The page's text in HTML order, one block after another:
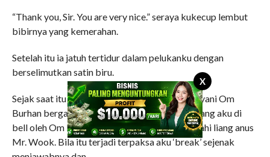
X
“Thank you, Sir. You are very nice.” seraya kukecup lembut
bibirnya yang kemerahan.
Setelah itu ia jatuh tertidur dalam pelukanku dengan
berselimutkan satin biru.
Sejak saat itu secara bergiliran aku harus melayani Om
Burhan berganti-ganti dengan Mr. Wook. Kadang aku di
bell oleh Om Burhan saat aku sedang menjelajahi liang anus
Mr. Wook. Bila itu terjadi terpaksa aku ‘break’ sejenak